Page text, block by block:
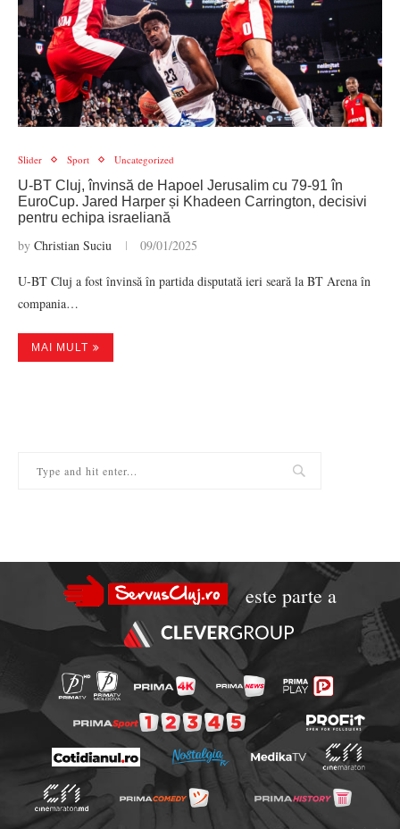
Slider Sport Uncategorized
U-BT Cluj, învinsă de Hapoel Jerusalim cu 79-91 în
EuroCup. Jared Harper și Khadeen Carrington, decisivi
pentru echipa israeliană
by Christian Suciu 09/01/2025
U-BT Cluj a fost învinsă în partida disputată ieri seară la BT Arena în
compania…
MAI MULT
este parte a